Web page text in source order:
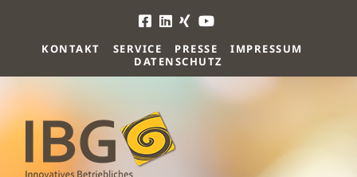
KONTAKT SERVICE PRESSE
IMPRESSUM
DATENSCHUTZ